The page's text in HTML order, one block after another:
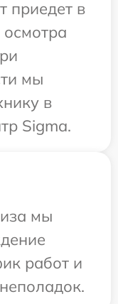
приедет в
мы
в
Sigma.
мы
работ и